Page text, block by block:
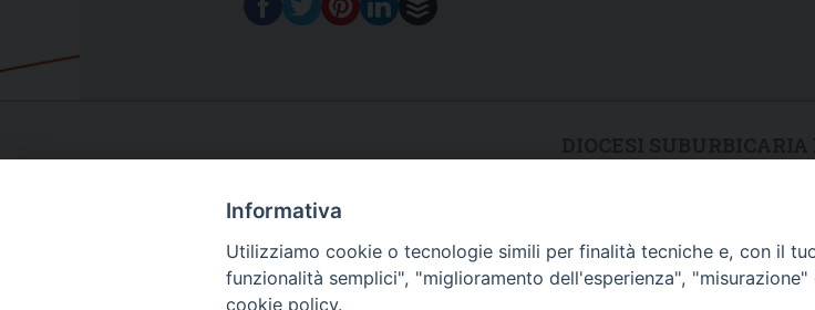
Orari: dal Lunedì al Venerdì
Informativa
Utilizziamo cookie o tecnologie simili per finalità tecniche e, con il
funzionalità semplici", "miglioramento dell'esperienza",
cookie policy.